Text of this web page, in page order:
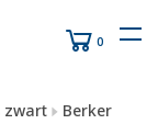
0
zwart
Berker